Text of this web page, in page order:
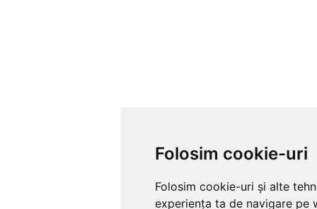
Folosim cookie-uri
Folosim cookie-uri și alte
experiența ta de navigare pe